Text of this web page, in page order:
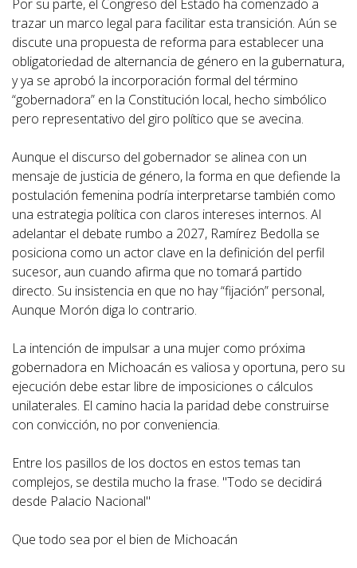
Por su parte, el Congreso del Estado ha comenzado a
trazar un marco legal para facilitar esta transición. Aún se
discute una propuesta de reforma para establecer una
obligatoriedad de alternancia de género en la gubernatura,
y ya se aprobó la incorporación formal del término
“gobernadora” en la Constitución local, hecho simbólico
pero representativo del giro político que se avecina.
Aunque el discurso del gobernador se alinea con un
mensaje de justicia de género, la forma en que defiende la
postulación femenina podría interpretarse también como
una estrategia política con claros intereses internos. Al
adelantar el debate rumbo a 2027, Ramírez Bedolla se
posiciona como un actor clave en la definición del perfil
sucesor, aun cuando afirma que no tomará partido
directo. Su insistencia en que no hay “fijación” personal,
Aunque Morón diga lo contrario.
La intención de impulsar a una mujer como próxima
gobernadora en Michoacán es valiosa y oportuna, pero su
ejecución debe estar libre de imposiciones o cálculos
unilaterales. El camino hacia la paridad debe construirse
con convicción, no por conveniencia.
Entre los pasillos de los doctos en estos temas tan
complejos, se destila mucho la frase. "Todo se decidirá
desde Palacio Nacional"
Que todo sea por el bien de Michoacán